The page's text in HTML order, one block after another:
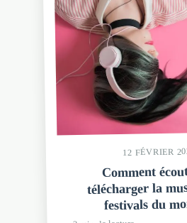
12 FÉVRIER
Comment
télécharger la
festivals du